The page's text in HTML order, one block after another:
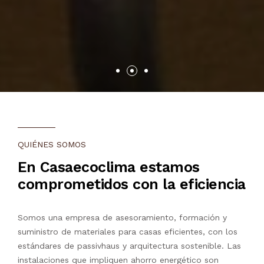
QUIÉNES SOMOS
En Casaecoclima estamos
comprometidos con la eficiencia
Somos una empresa de asesoramiento, formación y
suministro de materiales para casas eficientes, con los
estándares de passivhaus y arquitectura sostenible. Las
instalaciones que impliquen ahorro energético son